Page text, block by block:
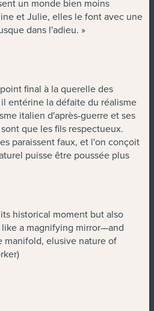
un monde bien moins
et Julie, elles le font avec une
dans l'adieu. »
final à la querelle des
entérine la défaite du réalisme
italien d'après-guerre et ses
que les fils respectueux.
paraissent faux, et l'on conçoit
puisse être poussée plus
historical moment but also
a magnifying mirror—and
manifold, elusive nature of